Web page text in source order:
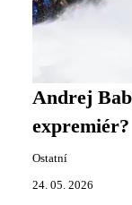
Andrej
expremiér?
Ostatní
24. 05. 2026